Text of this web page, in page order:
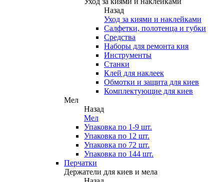
Назад
Уход за киями и наклейками
Салфетки, полотенца и губки
Средства
Наборы для ремонта кия
Инструменты
Станки
Клей для наклеек
Обмотки и защита для киев
Комплектующие для киев
Мел
Назад
Мел
Упаковка по 1-9 шт.
Упаковка по 12 шт.
Упаковка по 72 шт.
Упаковка по 144 шт.
Перчатки
Держатели для киев и мела